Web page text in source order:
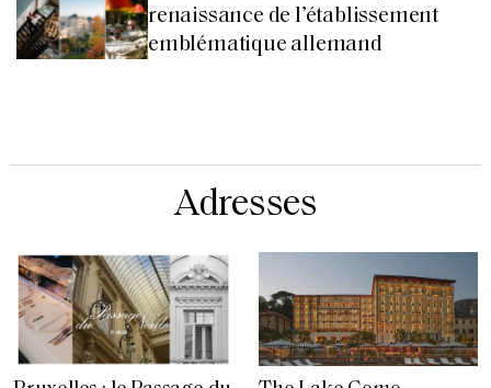
renaissance de l’établissement
emblématique allemand
Adresses